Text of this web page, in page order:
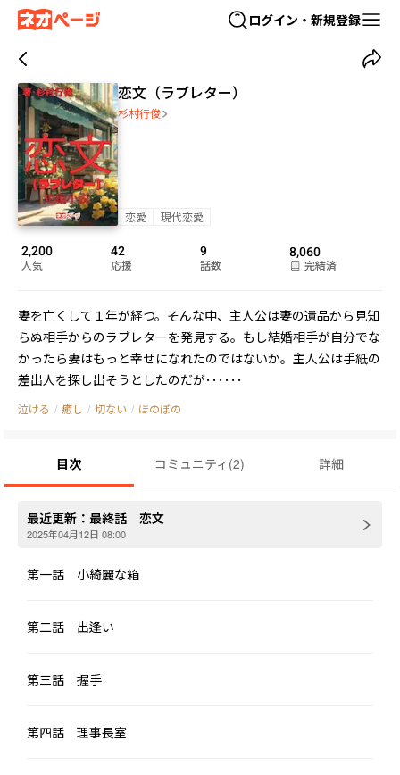
ログイン・新規登録
恋文（ラブレター）
杉村行俊
恋愛 現代恋愛
2,200
人気
42
応援
9
話数
8,060
完結済
妻を亡くして１年が経つ。そんな中、主人公は妻の遺品から見知
らぬ相手からのラブレターを発見する。もし結婚相手が自分でな
かったら妻はもっと幸せになれたのではないか。主人公は手紙の
差出人を探し出そうとしたのだが･･････
泣ける / 癒し / 切ない / ほのぼの
目次 コミュニティ (2) 詳細
最近更新： 最終話 恋文
2025年04月12日 08:00
第一話 小綺麗な箱
第二話 出逢い
第三話 握手
第四話 理事長室